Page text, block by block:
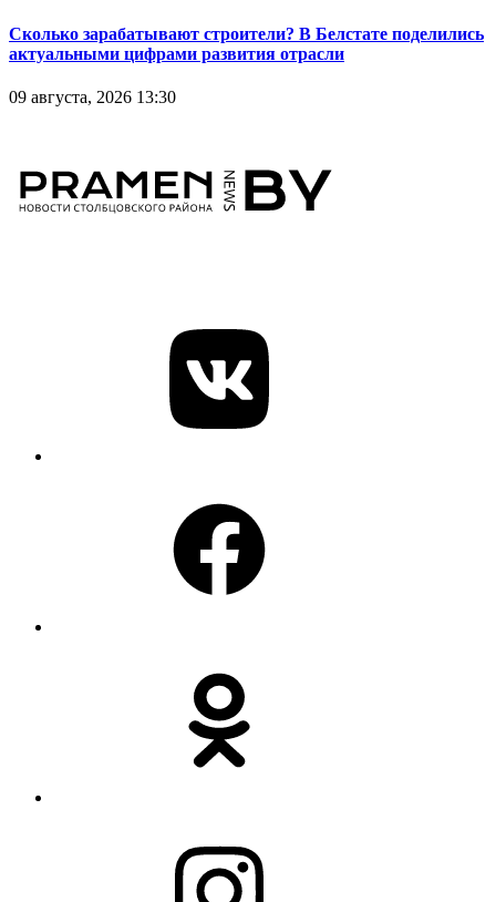
Сколько зарабатывают строители? В Белстате поделились
актуальными цифрами развития отрасли
09 августа, 2026 13:30